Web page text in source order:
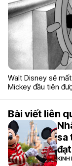
Walt Disney sẽ
Mickey đầu tiên
Bài viết liên
sa
KINH